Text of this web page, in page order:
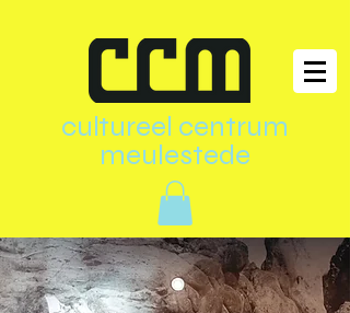
cultureel centrum
meulestede